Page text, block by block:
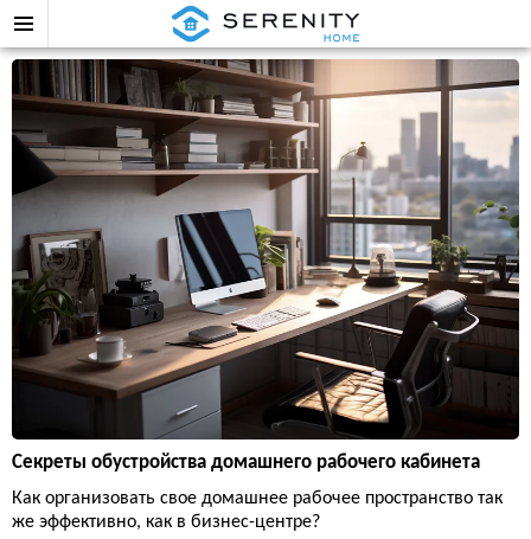
Секреты обустройства домашнего рабочего кабинета
Как организовать свое домашнее рабочее пространство так
же эффективно, как в бизнес-центре?